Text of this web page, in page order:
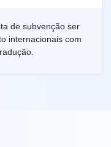
de subvenção ser
internacionais com